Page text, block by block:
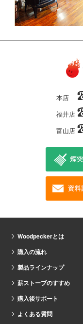
本店
福井店
富山店
Woodpeckerとは
購入の流れ
製品ラインナップ
薪ストーブのすすめ
購入後サポート
よくある質問